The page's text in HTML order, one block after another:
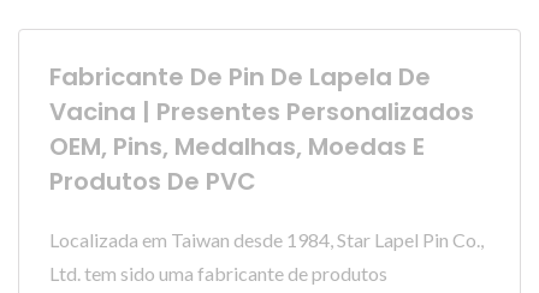
Fabricante De Pin De Lapela De
Vacina | Presentes Personalizados
OEM, Pins, Medalhas, Moedas E
Produtos De PVC
Localizada em Taiwan desde 1984, Star Lapel Pin Co.,
Ltd. tem sido uma fabricante de produtos